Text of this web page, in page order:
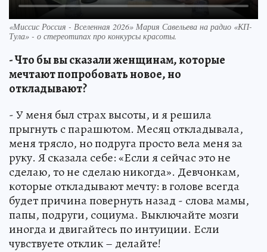
«Миссис Россия - Вселенная 2026» Мария Савельева на радио «КП-
Тула» - о стереотипах про конкурсы красоты.
- Что бы вы сказали женщинам, которые
мечтают попробовать новое, но
откладывают?
- У меня был страх высоты, и я решила
прыгнуть с парашютом. Месяц откладывала,
меня трясло, но подруга просто вела меня за
руку. Я сказала себе: «Если я сейчас это не
сделаю, то не сделаю никогда». Девчонкам,
которые откладывают мечту: в голове всегда
будет причина повернуть назад - слова мамы,
папы, подруги, социума. Выключайте мозги
иногда и двигайтесь по интуиции. Если
чувствуете отклик – делайте!